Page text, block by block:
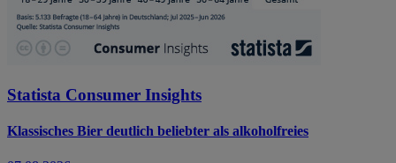
Statista Consumer Insights
Klassisches Bier deutlich beliebter als alkoholfreies